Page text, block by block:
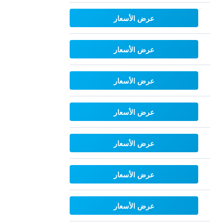
عرض الأسعار
عرض الأسعار
عرض الأسعار
عرض الأسعار
عرض الأسعار
عرض الأسعار
عرض الأسعار